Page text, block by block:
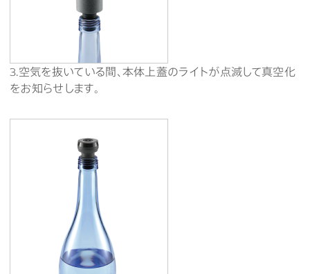
3.空気を抜いている間、本体上蓋のライトが点滅して真空化
をお知らせします。